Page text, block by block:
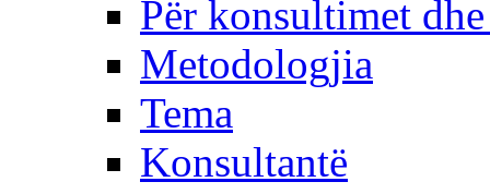
Për konsultimet
Metodologjia
Tema
Konsultantë